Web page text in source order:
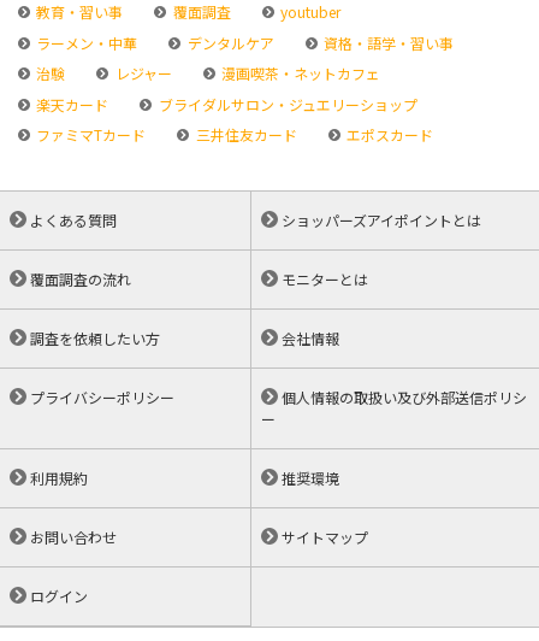
教育・習い事
覆面調査
youtuber
ラーメン・中華
デンタルケア
資格・語学・習い事
治験
レジャー
漫画喫茶・ネットカフェ
楽天カード
ブライダルサロン・ジュエリーショップ
ファミマTカード
三井住友カード エポスカード
よくある質問 ショッパーズアイポイントとは
覆面調査の流れ モニターとは
調査を依頼したい方 会社情報
プライバシーポリシー
個人情報の取扱い及び外部送信ポリシ
ー
利用規約 推奨環境
お問い合わせ サイトマップ
ログイン